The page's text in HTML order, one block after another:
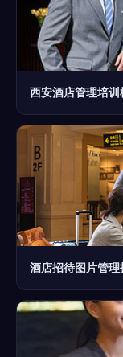
西安酒店管理培
酒店招待图片管